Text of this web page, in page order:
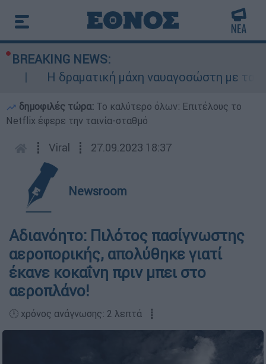
BREAKING NEWS:
Η δραματική μάχη ναυαγοσώστη με τα
δημοφιλές τώρα: Το καλύτερο όλων: Επιτέλους το
Netflix έφερε την ταινία-σταθμό
┋ Viral ┋ 27.09.2023 18:37
Newsroom
Αδιανόητο: Πιλότος πασίγνωστης
αεροπορικής, απολύθηκε γιατί
έκανε κοκαΐνη πριν μπει στο
αεροπλάνο!
🕛 χρόνος ανάγνωσης: 2 λεπτά ┋